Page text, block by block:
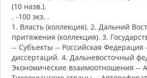
(10 назв.).
. -100 экз. .
1. Власть (коллекция). 2. Дальний
притяжения (коллекция). 3.
-- Субъекты -- Российская
диссертаций. 4. Дальневосточный
Экономические взаимоотношения --